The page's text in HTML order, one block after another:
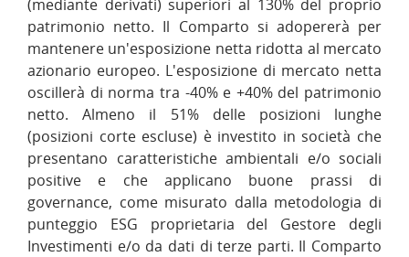
(mediante derivati) superiori al 130% del proprio
patrimonio netto. Il Comparto si adopererà per
mantenere un'esposizione netta ridotta al mercato
azionario europeo. L'esposizione di mercato netta
oscillerà di norma tra -40% e +40% del patrimonio
netto. Almeno il 51% delle posizioni lunghe
(posizioni corte escluse) è investito in società che
presentano caratteristiche ambientali e/o sociali
positive e che applicano buone prassi di
governance, come misurato dalla metodologia di
punteggio ESG proprietaria del Gestore degli
Investimenti e/o da dati di terze parti. Il Comparto